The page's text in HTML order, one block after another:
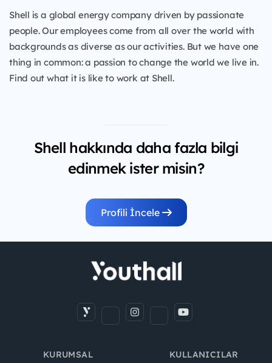
Shell is a global energy company driven by passionate
people. Our employees come from all over the world with
backgrounds as diverse as our activities. But we have one
thing in common: a passion to change the world we live in.
Find out what it is like to work at Shell.
Shell hakkında daha fazla bilgi
edinmek ister misin?
Profili İncele
KURUMSAL KULLANICILAR